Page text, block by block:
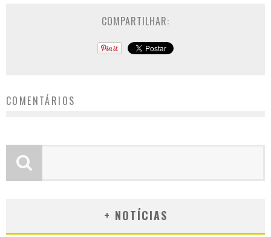
COMPARTILHAR:
COMENTÁRIOS
+ NOTÍCIAS